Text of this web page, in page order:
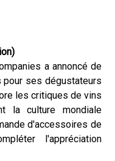
a annoncé de
ses dégustateurs
les critiques de vins
la culture mondiale
d'accessoires de
l'appréciation